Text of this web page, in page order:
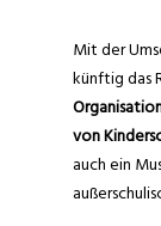
Mit der
künftig das
von
auch ein